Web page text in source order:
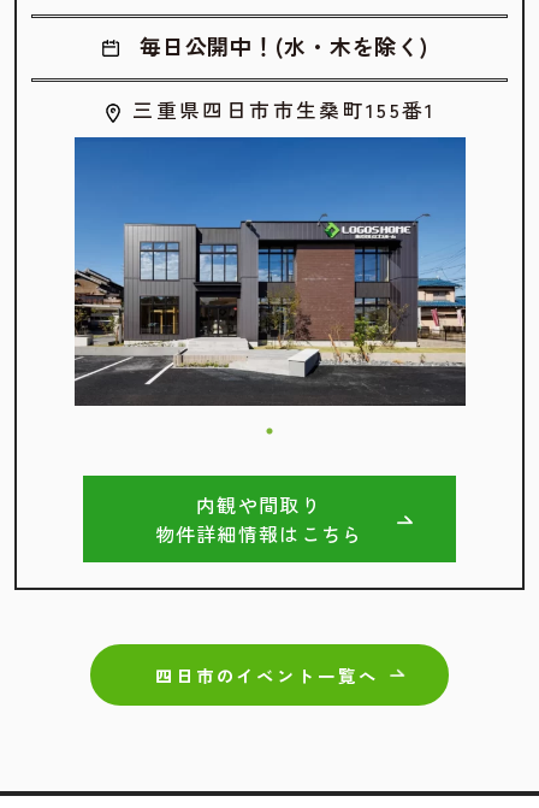
毎日公開中！(水・木を除く)
三重県四日市市生桑町155番1
内観や間取り
物件詳細情報はこちら
四日市のイベント一覧へ